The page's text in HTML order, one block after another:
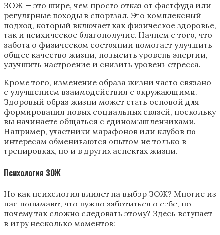
ЗОЖ — это шире, чем просто отказ от фастфуда или
регулярные походы в спортзал. Это комплексный
подход, который включает как физическое здоровье,
так и психическое благополучие. Начнем с того, что
забота о физическом состоянии помогает улучшить
общее качество жизни, повысить уровень энергии,
улучшить настроение и снизить уровень стресса.
Кроме того, изменение образа жизни часто связано
с улучшением взаимодействия с окружающими.
Здоровый образ жизни может стать основой для
формирования новых социальных связей, поскольку
вы начинаете общаться с единомышленниками.
Например, участники марафонов или клубов по
интересам обмениваются опытом не только в
тренировках, но и в других аспектах жизни.
Психология ЗОЖ
Но как психология влияет на выбор ЗОЖ? Многие из
нас понимают, что нужно заботиться о себе, но
почему так сложно следовать этому? Здесь вступает
в игру несколько моментов: